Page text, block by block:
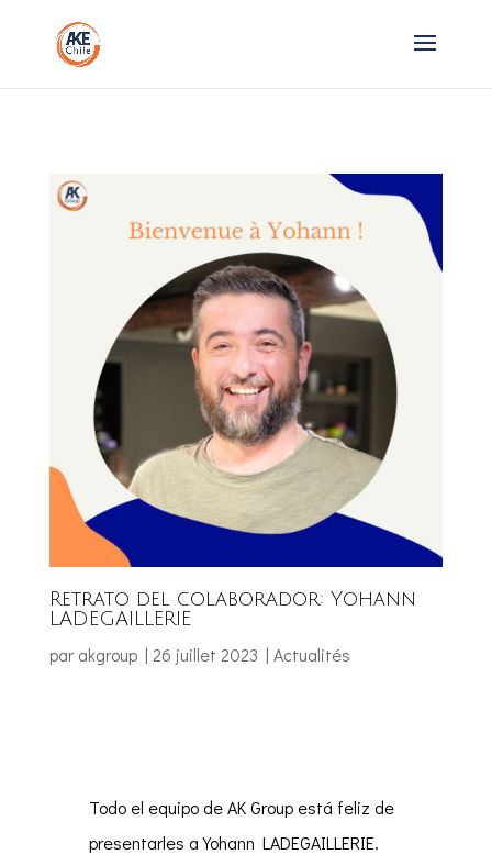
Retrato del colaborador: Yohann
LADEGAILLERIE
parakgroup| 26 juillet 2023 | Actualités
Todo el equipo de AK Group está feliz de
presentarles a Yohann LADEGAILLERIE.